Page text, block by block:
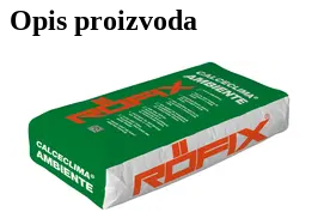
Opis proizvoda